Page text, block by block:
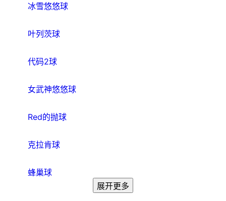
冰雪悠悠球
叶列茨球
代码2球
女武神悠悠球
Red的抛球
克拉肯球
蜂巢球
展开更多